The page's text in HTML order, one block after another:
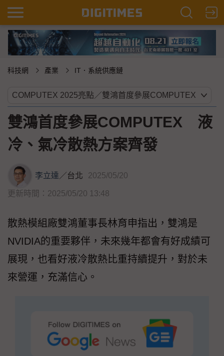
科技網 產業 IT．系統供應鏈
雙鴻首度參展COMPUTEX 液
冷、氣冷散熱方案齊發
李立達／台北 2025/05/20
更新時間：2025/05/20 13:48
散熱模組廠雙鴻董事長林育申指出，雙鴻是
NVIDIA的重要夥伴，未來幾年都會有好成績可
展現，也看好液冷散熱比重持續提升，對於未
來營運，充滿信心。